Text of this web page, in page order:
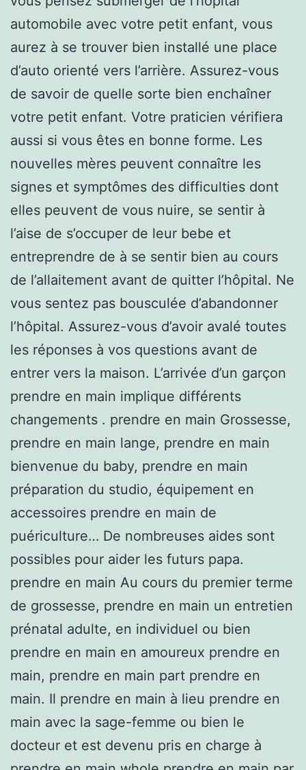
automobile avec votre petit enfant, vous
aurez à se trouver bien installé une place
d’auto orienté vers l’arrière. Assurez-vous
de savoir de quelle sorte bien enchaîner
votre petit enfant. Votre praticien vérifiera
aussi si vous êtes en bonne forme. Les
nouvelles mères peuvent connaître les
signes et symptômes des difficulties dont
elles peuvent de vous nuire, se sentir à
l’aise de s’occuper de leur bebe et
entreprendre de à se sentir bien au cours
de l’allaitement avant de quitter l’hôpital. Ne
vous sentez pas bousculée d’abandonner
l’hôpital. Assurez-vous d’avoir avalé toutes
les réponses à vos questions avant de
entrer vers la maison. L’arrivée d’un garçon
prendre en main implique différents
changements . prendre en main Grossesse,
prendre en main lange, prendre en main
bienvenue du baby, prendre en main
préparation du studio, équipement en
accessoires prendre en main de
puériculture… De nombreuses aides sont
possibles pour aider les futurs papa.
prendre en main Au cours du premier terme
de grossesse, prendre en main un entretien
prénatal adulte, en individuel ou bien
prendre en main en amoureux prendre en
main, prendre en main part prendre en
main. Il prendre en main à lieu prendre en
main avec la sage-femme ou bien le
docteur et est devenu pris en charge à